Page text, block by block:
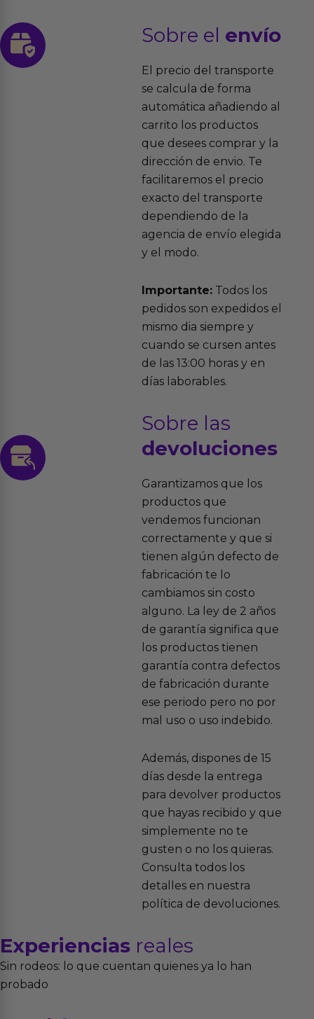
Sobre el envío
El precio del transporte
se calcula de forma
automática añadiendo al
carrito los productos
que desees comprar y la
dirección de envio. Te
facilitaremos el precio
exacto del transporte
dependiendo de la
agencia de envío elegida
y el modo.
Importante:Todos los
pedidos son expedidos el
mismo dia siempre y
cuando se cursen antes
de las 13:00 horas y en
días laborables.
Sobre las
devoluciones
Garantizamos que los
productos que
vendemos funcionan
correctamente y que si
tienen algún defecto de
fabricación te lo
cambiamos sin costo
alguno. La ley de 2 años
de garantía significa que
los productos tienen
garantía contra defectos
de fabricación durante
ese periodo pero no por
mal uso o uso indebido.
Además, dispones de 15
días desde la entrega
para devolver productos
que hayas recibido y que
simplemente no te
gusten o no los quieras.
Consulta todos los
detalles en nuestra
política de devoluciones.
Experiencias reales
Sin rodeos: lo que cuentan quienes ya lo han
probado